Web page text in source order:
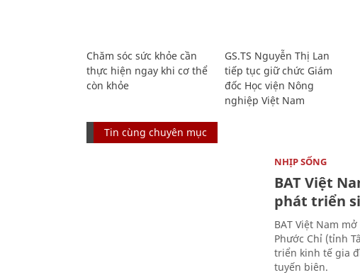
Chăm sóc sức khỏe cần
thực hiện ngay khi cơ thể
còn khỏe
GS.TS Nguyễn Thị Lan
tiếp tục giữ chức Giám
đốc Học viện Nông
nghiệp Việt Nam
Tin cùng chuyên mục
NHỊP SỐNG
BAT Việt
phát triển
BAT Việt Nam
Phước Chỉ (tỉnh
triển kinh tế gia
tuyến biên.